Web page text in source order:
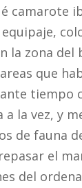
camarote
la zona del
que
tiempo
a la vez, y
de fauna
el
del